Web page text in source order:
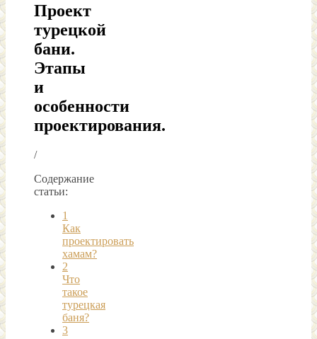
Проект
турецкой
бани.
Этапы
и
особенности
проектирования.
/
Содержание
статьи:
1
Как
проектировать
хамам?
2
Что
такое
турецкая
баня?
3